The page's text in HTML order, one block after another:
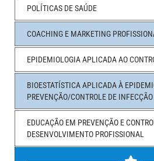
POLÍTICAS DE SAÚDE
COACHING E MARKETING
EPIDEMIOLOGIA APLICADA AO
BIOESTATÍSTICA APLICADA À
PREVENÇÃO/CONTROLE DE INFECÇÃO
EDUCAÇÃO EM PREVENÇÃO E
DESENVOLVIMENTO PROFISSIONAL